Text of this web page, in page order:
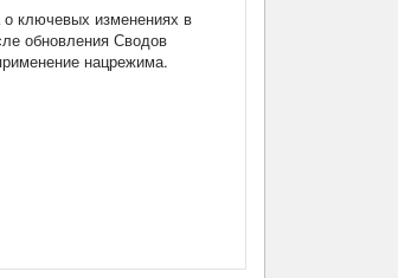
ключевых изменениях в
обновления Сводов
нацрежима.